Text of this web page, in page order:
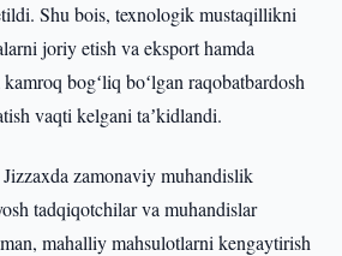
Shu bois, texnologik mustaqillikni
joriy etish va eksport hamda
bogʻliq boʻlgan raqobatbardosh
vaqti kelgani taʼkidlandi.
zamonaviy muhandislik
tadqiqotchilar va muhandislar
mahalliy mahsulotlarni kengaytirish